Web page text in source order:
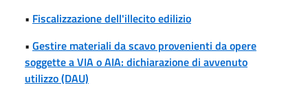
• Fiscalizzazione dell'illecito edilizio
• Gestire materiali da scavo provenienti da opere
soggette a VIA o AIA: dichiarazione di avvenuto
utilizzo (DAU)